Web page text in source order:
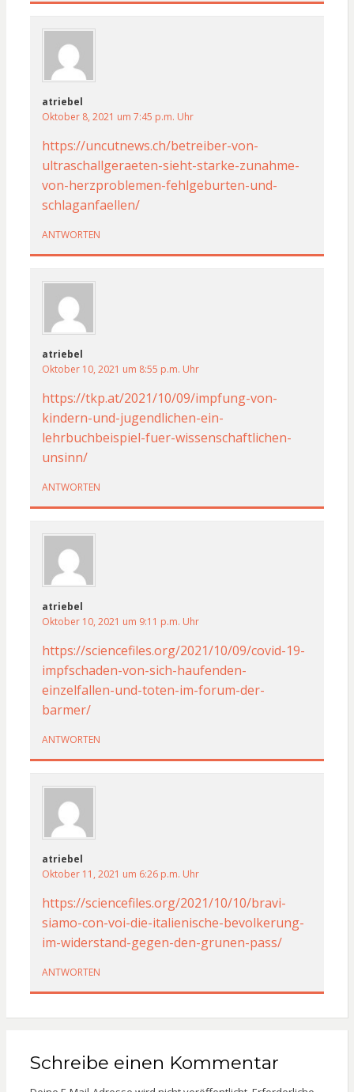
atriebel
Oktober 8, 2021 um 7:45 p.m. Uhr
https://uncutnews.ch/betreiber-von-
ultraschallgeraeten-sieht-starke-zunahme-
von-herzproblemen-fehlgeburten-und-
schlaganfaellen/
ANTWORTEN
atriebel
Oktober 10, 2021 um 8:55 p.m. Uhr
https://tkp.at/2021/10/09/impfung-von-
kindern-und-jugendlichen-ein-
lehrbuchbeispiel-fuer-wissenschaftlichen-
unsinn/
ANTWORTEN
atriebel
Oktober 10, 2021 um 9:11 p.m. Uhr
https://sciencefiles.org/2021/10/09/covid-19-
impfschaden-von-sich-haufenden-
einzelfallen-und-toten-im-forum-der-
barmer/
ANTWORTEN
atriebel
Oktober 11, 2021 um 6:26 p.m. Uhr
https://sciencefiles.org/2021/10/10/bravi-
siamo-con-voi-die-italienische-bevolkerung-
im-widerstand-gegen-den-grunen-pass/
ANTWORTEN
Schreibe einen Kommentar